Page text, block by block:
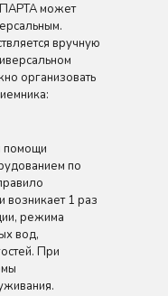
может
вручную
организовать
помощи
по
возникает 1 раз
режима
вод,
При